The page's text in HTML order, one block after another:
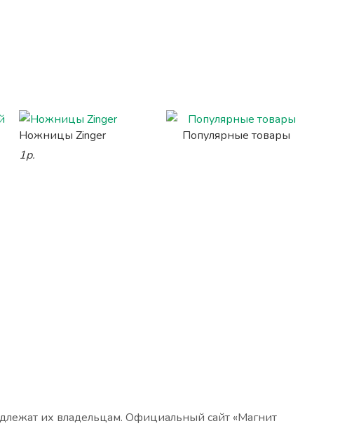
Ножницы Zinger
1р.
Популярные товары
их владельцам. Официальный сайт «Магнит